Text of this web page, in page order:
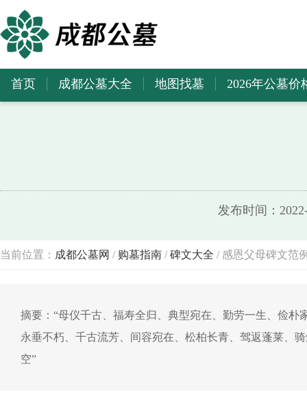
首页 成都公墓大全 地图找墓 2026年公墓价
发布时间：
当前位置： 成都公墓网 / 购墓指南 /碑文大全 / 感恩父母碑文范
摘要：“母仪千古、福寿全归、典型宛在、勤劳一生、俭
永垂不朽、千古流芳、间容宛在、松柏长青、驾返蓬莱、
空”